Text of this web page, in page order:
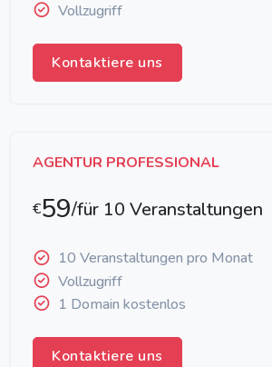
Vollzugriff
Kontaktiere uns
AGENTUR PROFESSIONAL
€59/für 10 Veranstaltungen
10 Veranstaltungen pro Monat
Vollzugriff
1 Domain kostenlos
Kontaktiere uns